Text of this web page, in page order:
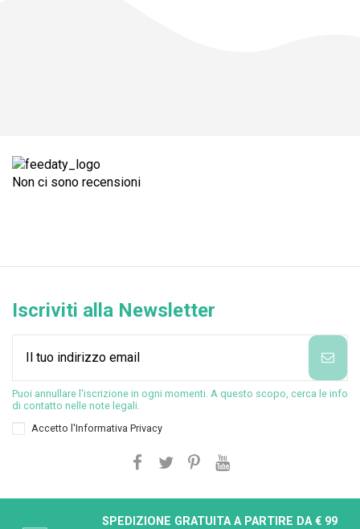
Non ci sono recensioni
Iscriviti alla Newsletter
Puoi annullare l'iscrizione in ogni momenti. A questo scopo, cerca le info
di contatto nelle note legali.
Accetto l'Informativa Privacy
SPEDIZIONE GRATUITA A PARTIRE DA € 99